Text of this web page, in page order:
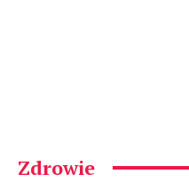
Zdrowie